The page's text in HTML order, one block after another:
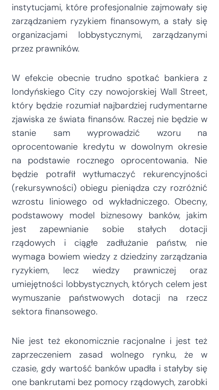
instytucjami, które profesjonalnie zajmowały się
zarządzaniem ryzykiem finansowym, a stały się
organizacjami lobbystycznymi, zarządzanymi
przez prawników.
W efekcie obecnie trudno spotkać bankiera z
londyńskiego City czy nowojorskiej Wall Street,
który będzie rozumiał najbardziej rudymentarne
zjawiska ze świata finansów. Raczej nie będzie w
stanie sam wyprowadzić wzoru na
oprocentowanie kredytu w dowolnym okresie
na podstawie rocznego oprocentowania. Nie
będzie potrafił wytłumaczyć rekurencyjności
(rekursywności) obiegu pieniądza czy rozróżnić
wzrostu liniowego od wykładniczego. Obecny,
podstawowy model biznesowy banków, jakim
jest zapewnianie sobie stałych dotacji
rządowych i ciągłe zadłużanie państw, nie
wymaga bowiem wiedzy z dziedziny zarządzania
ryzykiem, lecz wiedzy prawniczej oraz
umiejętności lobbystycznych, których celem jest
wymuszanie państwowych dotacji na rzecz
sektora finansowego.
Nie jest też ekonomicznie racjonalne i jest też
zaprzeczeniem zasad wolnego rynku, że w
czasie, gdy wartość banków upadła i stałyby się
one bankrutami bez pomocy rządowych, zarobki